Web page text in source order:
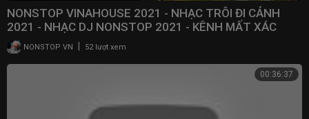
NONSTOP VINAHOUSE 2021 - NHẠC TRÔI ĐI CẢNH
2021 - NHẠC DJ NONSTOP 2021 - KÊNH MẤT XÁC
NONSTOP VN | 52 lượt xem
00:36:37